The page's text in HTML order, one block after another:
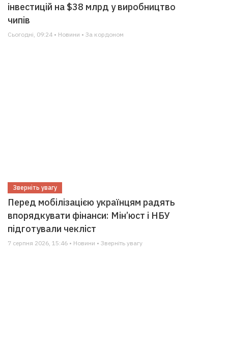
інвестицій на $38 млрд у виробництво
чипів
Сьогодні, 09:24 • Новини • За кордоном
Зверніть увагу
Перед мобілізацією українцям радять
впорядкувати фінанси: Мін’юст і НБУ
підготували чекліст
7 серпня 2026, 15:46 • Новини • Зверніть увагу